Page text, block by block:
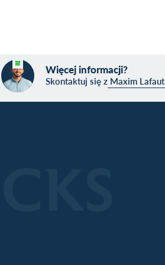
Więcej informacji?
Skontaktuj się z Maxim Lafaut